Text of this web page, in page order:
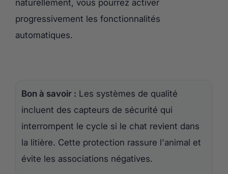
naturellement, vous pourrez activer
progressivement les fonctionnalités
automatiques.
Bon à savoir : Les systèmes de qualité
incluent des capteurs de sécurité qui
interrompent le cycle si le chat revient dans
la litière. Cette protection rassure l'animal et
évite les associations négatives.